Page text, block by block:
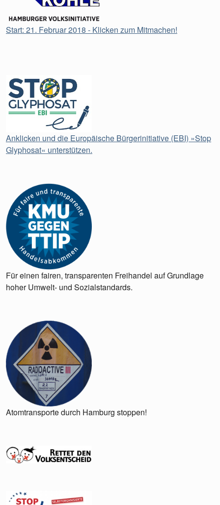
Start: 21. Februar 2018 - Klicken zum Mitmachen!
Anklicken und die Europäische Bürgerinitiative (EBI) »Stop
Glyphosat« unterstützen.
Für einen fairen, transparenten Freihandel auf Grundlage
hoher Umwelt- und Sozialstandards.
Atomtransporte durch Hamburg stoppen!